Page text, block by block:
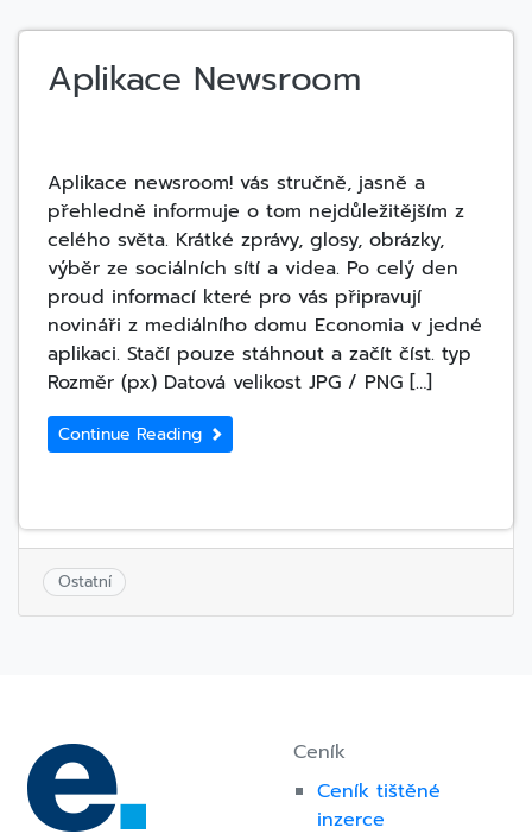
Aplikace Newsroom
Aplikace newsroom! vás stručně, jasně a
přehledně informuje o tom nejdůležitějším z
celého světa. Krátké zprávy, glosy, obrázky,
výběr ze sociálních sítí a videa. Po celý den
proud informací které pro vás připravují
novináři z mediálního domu Economia v jedné
aplikaci. Stačí pouze stáhnout a začít číst. typ
Rozměr (px) Datová velikost JPG / PNG […]
Continue Reading
Ostatní
Ceník
Ceník tištěné
inzerce